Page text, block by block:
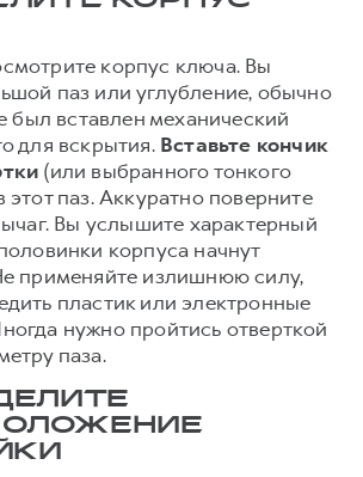
корпус ключа. Вы
паз или углубление, обычно
был вставлен механический
для вскрытия. Вставьте кончик
(или выбранного тонкого
этот паз. Аккуратно поверните
Вы услышите характерный
корпуса начнут
применяйте излишнюю силу,
пластик или электронные
нужно пройтись отверткой
паза.